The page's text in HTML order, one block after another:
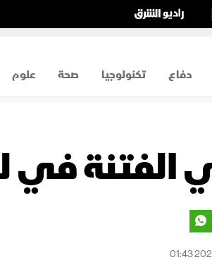
دفاع تكنولوجيا صحة علوم
في